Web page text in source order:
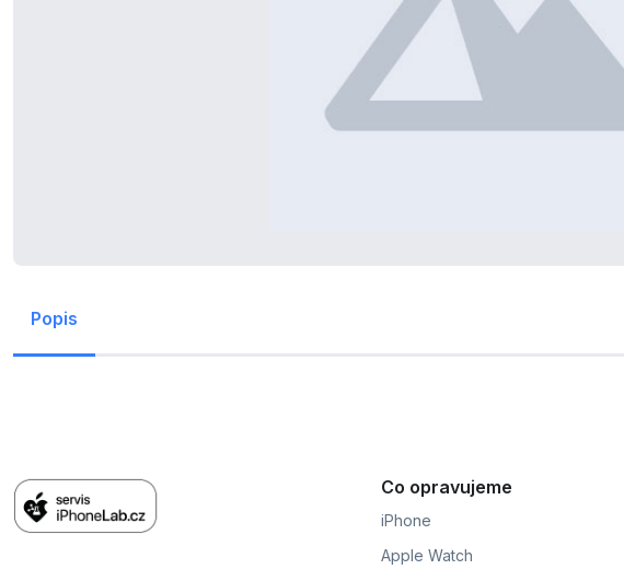
Popis
Co opravujeme
iPhone
Apple Watch